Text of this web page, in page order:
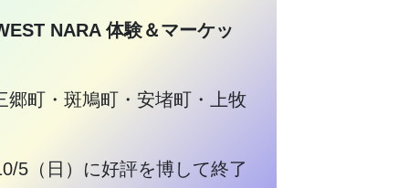
NARA 体験＆マーケッ
郷町・斑鳩町・安堵町・上牧
5（日）に好評を博して終了